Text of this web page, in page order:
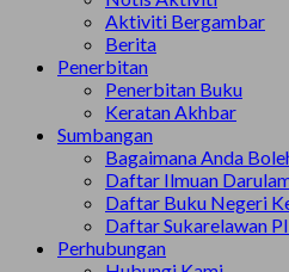
Aktiviti Bergambar
Berita
Penerbitan
Penerbitan Buku
Keratan Akhbar
Sumbangan
Bagaimana Anda
Daftar Ilmuan
Daftar Buku Negeri
Daftar Sukarelawan
Perhubungan